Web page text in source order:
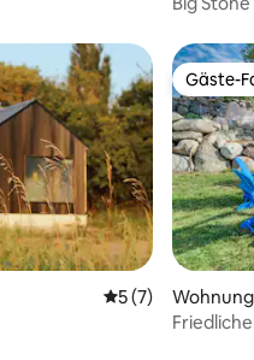
5 (7)
Gäste-
Gäste-